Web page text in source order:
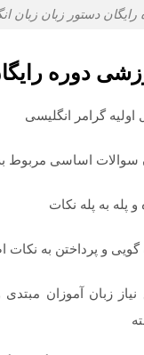
رایگان دستور زبان زبان
دوره
اولیه گرامر انگلیسی
اساسی مربوط
پله به پله نکات
گویی و پرداختن به نکات
نیاز زبان آموزان